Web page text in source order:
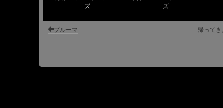
ズ
ズ
プルーマ 帰って